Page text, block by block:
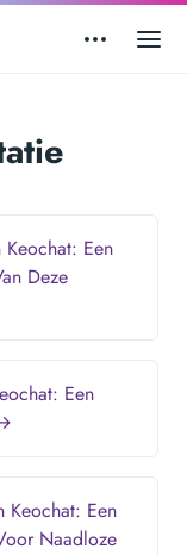
Een
Deze
Een
Keochat: Een
Naadloze